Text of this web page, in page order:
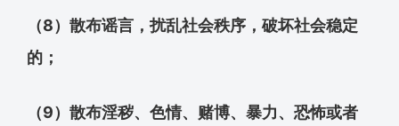
（8）散布谣言，扰乱社会秩序，破坏社会稳定
的；
（9）散布淫秽、色情、赌博、暴力、恐怖或者